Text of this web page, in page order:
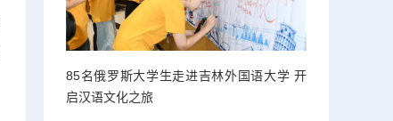
85名俄罗斯大学生走进吉林外国语大学 开
启汉语文化之旅